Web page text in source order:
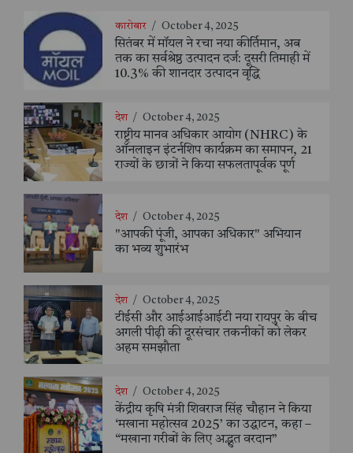
कारोबार / October 4, 2025
सितंबर में मॉयल ने रचा नया कीर्तिमान, अब
तक का सर्वश्रेष्ठ उत्पादन दर्ज: दूसरी तिमाही में
10.3% की शानदार उत्पादन वृद्धि
देश / October 4, 2025
राष्ट्रीय मानव अधिकार आयोग (NHRC) के
ऑनलाइन इंटर्नशिप कार्यक्रम का समापन, 21
राज्यों के छात्रों ने किया सफलतापूर्वक पूर्ण
देश / October 4, 2025
"आपकी पूंजी, आपका अधिकार" अभियान
का भव्य शुभारंभ
देश / October 4, 2025
टीईसी और आईआईआईटी नया रायपुर के बीच
अगली पीढ़ी की दूरसंचार तकनीकों को लेकर
अहम समझौता
देश / October 4, 2025
केंद्रीय कृषि मंत्री शिवराज सिंह चौहान ने किया
‘मखाना महोत्सव 2025’ का उद्घाटन, कहा –
“मखाना गरीबों के लिए अद्भुत वरदान”